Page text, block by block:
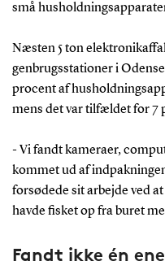
små
Næsten 5 ton
genbrugsstationer i
procent af
mens det var tilfældet for 7
- Vi fandt kameraer,
kommet ud af
forsødede sit arbejde ved
havde fisket op fra buret
Fandt ikke én